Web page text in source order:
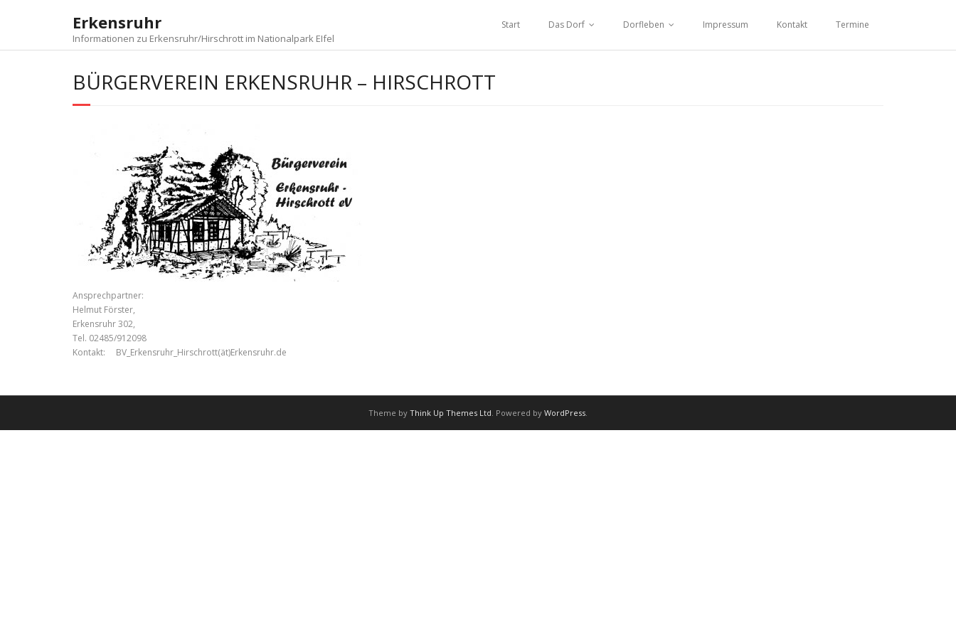
Erkensruhr
Informationen zu Erkensruhr/Hirschrott im Nationalpark EIfel
Start Das Dorf Dorfleben Impressum Kontakt Termine
BÜRGERVEREIN ERKENSRUHR – HIRSCHROTT
Ansprechpartner:
Helmut Förster,
Erkensruhr 302,
Tel. 02485/912098
Kontakt: BV_Erkensruhr_Hirschrott(ät)Erkensruhr.de
Theme by Think Up Themes Ltd. Powered by WordPress.